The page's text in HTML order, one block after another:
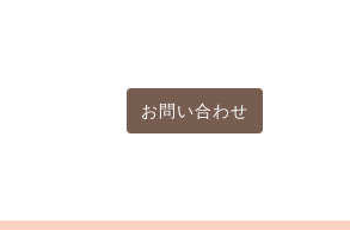
お問い合わせ